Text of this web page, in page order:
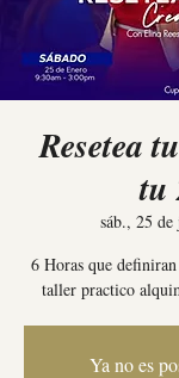
Resetea
tu
sáb., 25 de
6 Horas que definiran
taller practico
Ya no es